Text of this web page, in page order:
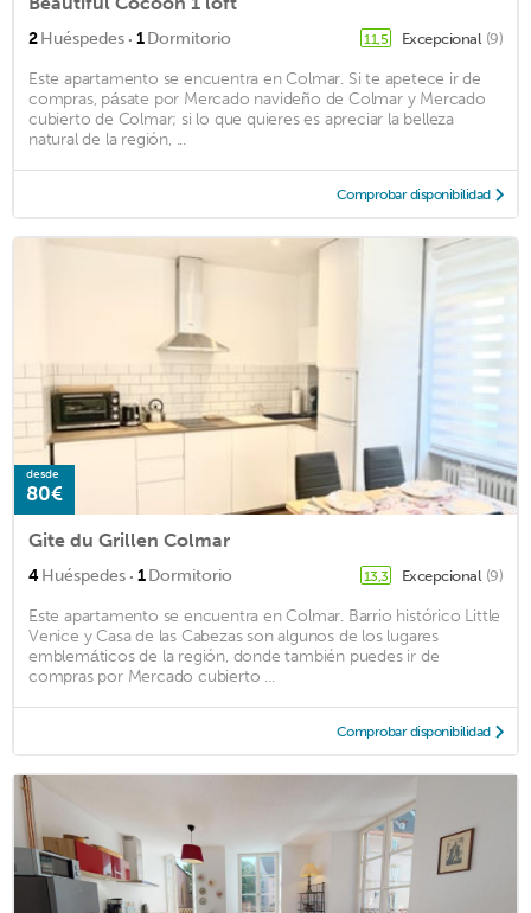
2Huéspedes · 1Dormitorio 11,5 Excepcional (9)
Este apartamento se encuentra en Colmar. Si te apetece ir de
compras, pásate por Mercado navideño de Colmar y Mercado
cubierto de Colmar; si lo que quieres es apreciar la belleza
natural de la región, ...
Comprobar disponibilidad
desde
80€
Gite du Grillen Colmar
4Huéspedes · 1Dormitorio 13,3 Excepcional (9)
Este apartamento se encuentra en Colmar. Barrio histórico Little
Venice y Casa de las Cabezas son algunos de los lugares
emblemáticos de la región, donde también puedes ir de
compras por Mercado cubierto ...
Comprobar disponibilidad